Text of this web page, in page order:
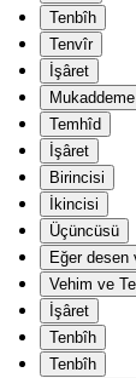
Tenbîh
Tenvîr
İşâret
Mukaddeme
Temhîd
İşâret
Birincisi
İkincisi
Üçüncüsü
Eğer desen
Vehim ve
İşâret
Tenbîh
Tenbîh